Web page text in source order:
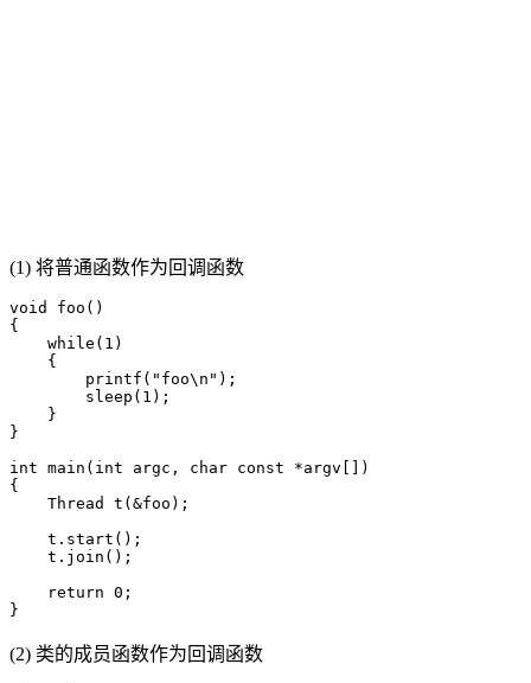
(1) 将普通函数作为回调函数
void foo()
{
    while(1)
    {
        printf("foo\n");
        sleep(1);
    }
}
int main(int argc, char const *argv[])
{
    Thread t(&foo);
    t.start();
    t.join();
    return 0;
(2) 类的成员函数作为回调函数